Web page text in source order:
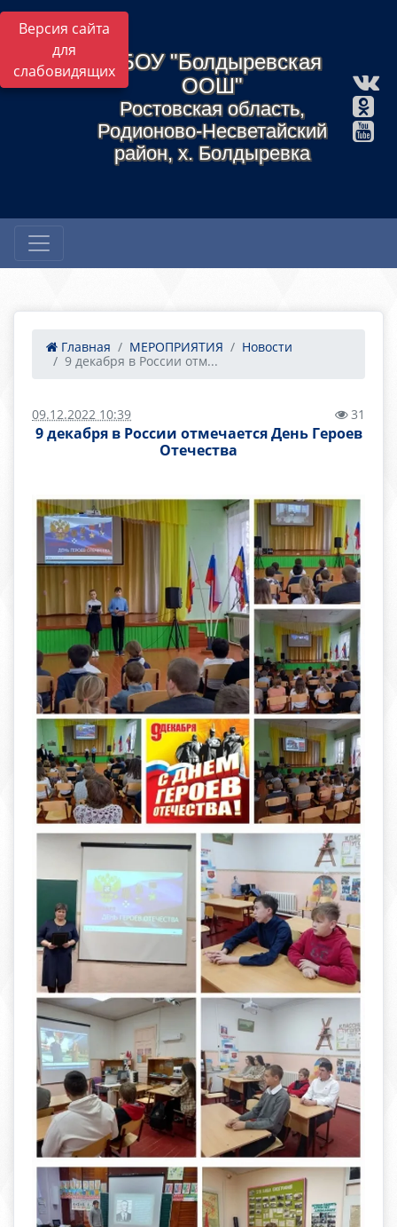
Версия сайта
для
слабовидящихМБОУ "Болдыревская
ООШ"
Ростовская область,
Родионово-Несветайский
район, х. Болдыревка
Главная МЕРОПРИЯТИЯ
Новости
9 декабря в России отм...
09.12.2022 10:39 31
9 декабря в России отмечается День Героев
Отечества